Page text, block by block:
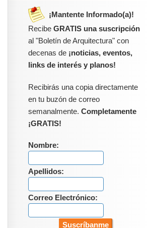
¡Mantente Informado(a)!
Recibe GRATIS una suscripción
al "Boletín de Arquitectura" con
decenas de ¡noticias, eventos,
links de interés y planos!
Recibirás una copia directamente
en tu buzón de correo
semanalmente. Completamente
¡GRATIS!
Nombre:
Apellidos:
Correo Electrónico: